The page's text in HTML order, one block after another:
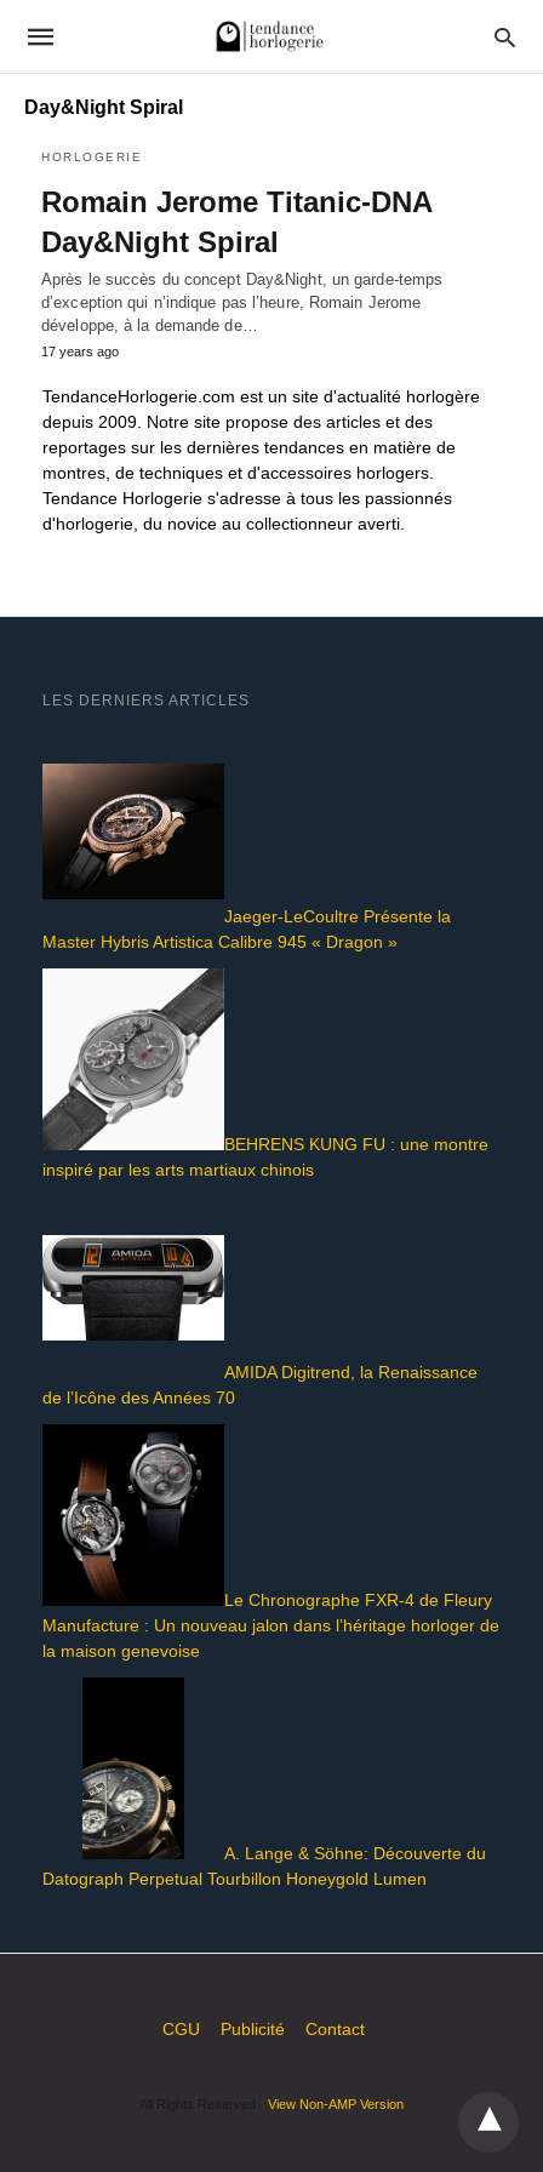
Day&Night Spiral
HORLOGERIE
Romain Jerome Titanic-DNA
Day&Night Spiral
Après le succès du concept Day&Night, un garde-temps
d’exception qui n’indique pas l’heure, Romain Jerome
développe, à la demande de…
17 years ago
TendanceHorlogerie.com est un site d'actualité horlogère
depuis 2009. Notre site propose des articles et des
reportages sur les dernières tendances en matière de
montres, de techniques et d'accessoires horlogers.
Tendance Horlogerie s'adresse à tous les passionnés
d'horlogerie, du novice au collectionneur averti.
LES DERNIERS ARTICLES
Jaeger-LeCoultre Présente la
Master Hybris Artistica Calibre 945 « Dragon »
BEHRENS KUNG FU : une montre
inspiré par les arts martiaux chinois
AMIDA Digitrend, la Renaissance
de l’Icône des Années 70
Le Chronographe FXR-4 de Fleury
Manufacture : Un nouveau jalon dans l’héritage horloger de
la maison genevoise
A. Lange & Söhne: Découverte du
Datograph Perpetual Tourbillon Honeygold Lumen
CGU Publicité Contact
View Non-AMP Version